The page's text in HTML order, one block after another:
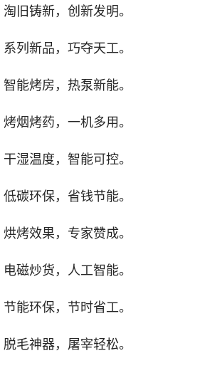
淘旧铸新，创新发明。
系列新品，巧夺天工。
智能烤房，热泵新能。
烤烟烤药，一机多用。
干湿温度，智能可控。
低碳环保，省钱节能。
烘烤效果，专家赞成。
电磁炒货，人工智能。
节能环保，节时省工。
脱毛神器，屠宰轻松。